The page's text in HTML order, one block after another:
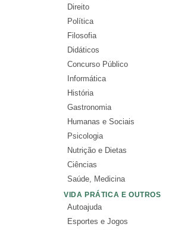
Direito
Política
Filosofia
Didáticos
Concurso Público
Informática
História
Gastronomia
Humanas e Sociais
Psicologia
Nutrição e Dietas
Ciências
Saúde, Medicina
VIDA PRÁTICA E OUTROS
Autoajuda
Esportes e Jogos